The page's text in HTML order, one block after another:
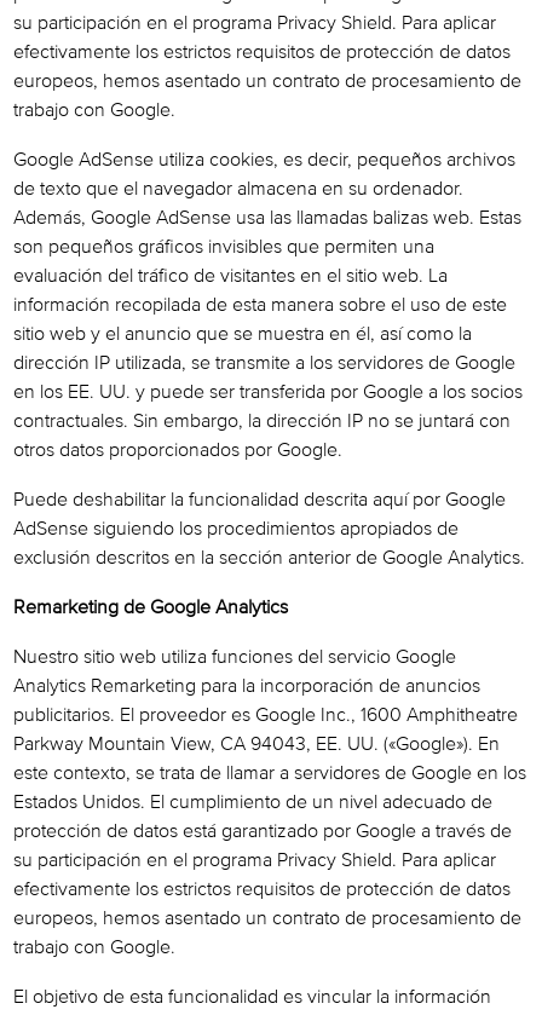
su participación en el programa Privacy Shield. Para aplicar
efectivamente los estrictos requisitos de protección de datos
europeos, hemos asentado un contrato de procesamiento de
trabajo con Google.
Google AdSense utiliza cookies, es decir, pequeños archivos
de texto que el navegador almacena en su ordenador.
Además, Google AdSense usa las llamadas balizas web. Estas
son pequeños gráficos invisibles que permiten una
evaluación del tráfico de visitantes en el sitio web. La
información recopilada de esta manera sobre el uso de este
sitio web y el anuncio que se muestra en él, así como la
dirección IP utilizada, se transmite a los servidores de Google
en los EE. UU. y puede ser transferida por Google a los socios
contractuales. Sin embargo, la dirección IP no se juntará con
otros datos proporcionados por Google.
Puede deshabilitar la funcionalidad descrita aquí por Google
AdSense siguiendo los procedimientos apropiados de
exclusión descritos en la sección anterior de Google Analytics.
Remarketing de Google Analytics
Nuestro sitio web utiliza funciones del servicio Google
Analytics Remarketing para la incorporación de anuncios
publicitarios. El proveedor es Google Inc., 1600 Amphitheatre
Parkway Mountain View, CA 94043, EE. UU. («Google»). En
este contexto, se trata de llamar a servidores de Google en los
Estados Unidos. El cumplimiento de un nivel adecuado de
protección de datos está garantizado por Google a través de
su participación en el programa Privacy Shield. Para aplicar
efectivamente los estrictos requisitos de protección de datos
europeos, hemos asentado un contrato de procesamiento de
trabajo con Google.
El objetivo de esta funcionalidad es vincular la información